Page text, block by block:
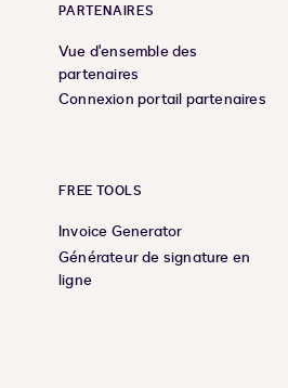
PARTENAIRES
Vue d'ensemble des
partenaires
Connexion portail partenaires
FREE TOOLS
Invoice Generator
Générateur de signature en
ligne